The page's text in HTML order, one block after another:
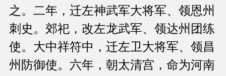
之。二年，迁左神武军大将军、领恩州
刺史。郊祀，改左龙武军、领达州团练
使。大中祥符中，迁左卫大将军、领昌
州防御使。六年，朝太清宫，命为河南